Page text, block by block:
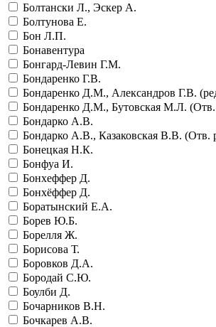
Болтански Л., Эскер А.
Болтунова Е.
Бон Л.П.
Бонавентура
Бонгард-Левин Г.М.
Бондаренко Г.В.
Бондаренко Д.М., Александров Г.В.
Бондаренко Д.М., Бутовская М.Л. (Отв.
Бондарко А.В.
Бондарко А.В., Казаковская В.В. (Отв.
Бонецкая Н.К.
Бонфуа И.
Бонхеффер Д.
Бонхёффер Д.
Боратынский Е.А.
Борев Ю.Б.
Борелля Ж.
Борисова Т.
Боровков Д.А.
Бородай С.Ю.
Боулби Д.
Бочарников В.Н.
Бочкарев А.В.